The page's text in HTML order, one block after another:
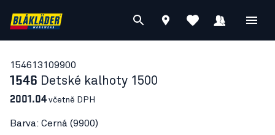
154613109900
1546 Detské kalhoty 1500
2001.04včetně DPH
Barva: Cerná (9900)